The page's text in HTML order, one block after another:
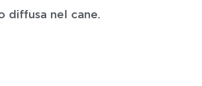
diffusa nel cane.